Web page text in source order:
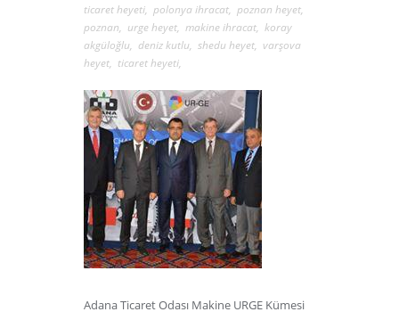
ticaret heyeti, polonya ihracat, poznan heyet,
poznan, urge heyet, makine ihracat, koray
akgüloğlu, deniz kutlu, shedu heyet, varşova
heyet, ticaret heyeti,
Adana Ticaret Odası Makine URGE Kümesi